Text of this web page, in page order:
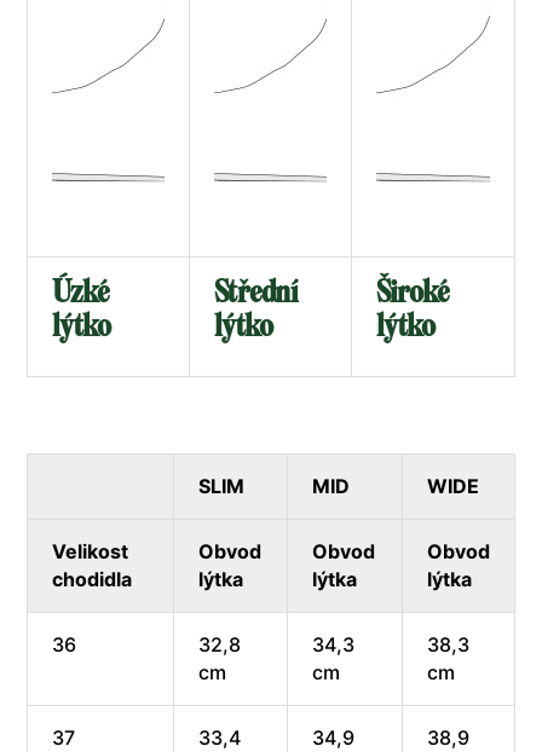
Úzké
lýtko
Střední
lýtko
Široké
lýtko
SLIM MID WIDE
Velikost
chodidla
Obvod
lýtka
Obvod
lýtka
Obvod
lýtka
36
32,8
cm
34,3
cm
38,3
cm
37
33,4
34,9
38,9